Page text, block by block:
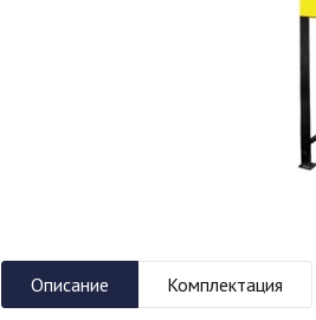
Описание Комплектация